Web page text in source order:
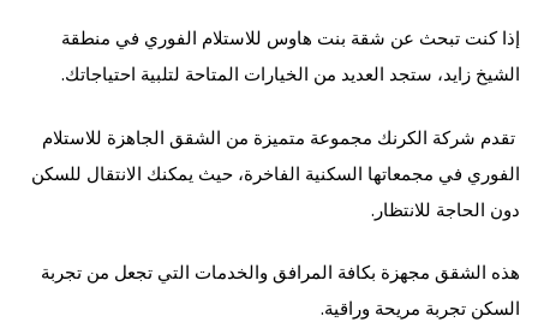
إذا كنت تبحث عن شقة بنت هاوس للاستلام الفوري في منطقة
الشيخ زايد، ستجد العديد من الخيارات المتاحة لتلبية احتياجاتك.
تقدم شركة الكرنك مجموعة متميزة من الشقق الجاهزة للاستلام
الفوري في مجمعاتها السكنية الفاخرة، حيث يمكنك الانتقال للسكن
دون الحاجة للانتظار.
هذه الشقق مجهزة بكافة المرافق والخدمات التي تجعل من تجربة
السكن تجربة مريحة وراقية.